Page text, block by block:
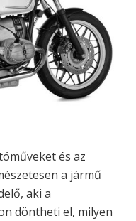
és az
a jármű
aki a
döntheti el, milyen